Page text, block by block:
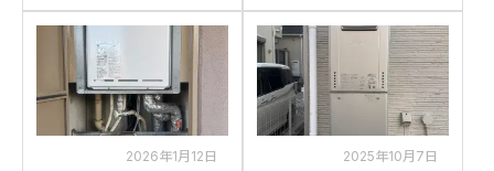
C2431SAWXからリンナイ
RUF-K2406SAW(A)への交
368RSA4-AW3Q/RUFH-
2405AT2-3からリンナイ
RUF-A2405SAT-L(C)への
交換
2026年1月12日
2025年10月7日